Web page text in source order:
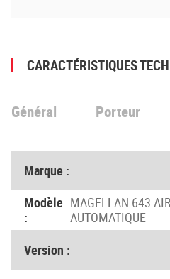
CARACTÉRISTIQUES
Général Porteur
Marque :
Modèle
:
MAGELLAN 643
AUTOMATIQUE
Version :